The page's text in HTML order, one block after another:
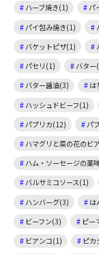
ハーブ焼き(1)
パ
パイ包み焼き(1)
バケットピザ(1)
パセリ(1)
バター
バター醤油(3)
は
ハッシュドビーフ(1)
パプリカ(12)
パ
ハマグリと菜の花のビ
ハム・ソーセージの薬
バルサミコソース(1)
ハンバーグ(3)
は
ビーフン(3)
ピー
ビアンコ(1)
ピカ